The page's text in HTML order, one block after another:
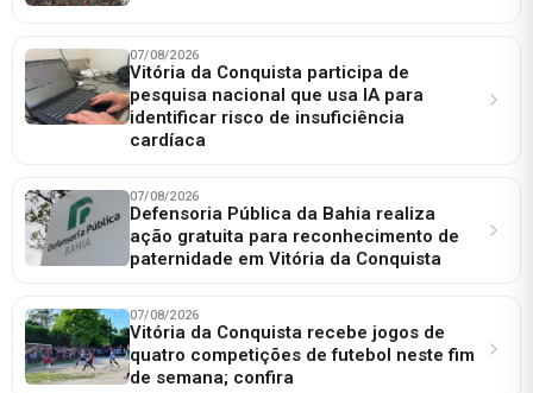
07/08/2026
Vitória da Conquista participa de
pesquisa nacional que usa IA para
identificar risco de insuficiência
cardíaca
07/08/2026
Defensoria Pública da Bahia realiza
ação gratuita para reconhecimento de
paternidade em Vitória da Conquista
07/08/2026
Vitória da Conquista recebe jogos de
quatro competições de futebol neste fim
de semana; confira